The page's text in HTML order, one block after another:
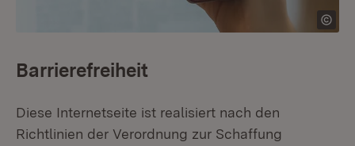
Barrierefreiheit
Diese Internetseite ist realisiert nach den
Richtlinien der Verordnung zur Schaffung